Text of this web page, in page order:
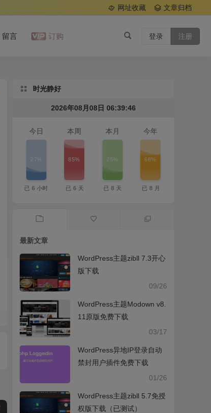
网址收藏 文章归档
留言 订购 登录 注册
时光静好
2026年08月08日 06:39:46
今日
27%
已 6 小时
本周
85%
已 6 天
本月
25%
已 8 天
今年
66%
已 8 月
最新文章
WordPress主题zibll 7.3开心
版下载
09/26
WordPress主题Modown v8.
11原版免费下载
03/17
WordPress异地IP登录自动
禁封用户插件免费下载
01/26
WordPress主题zibll 5.7免授
权版下载（已测试）